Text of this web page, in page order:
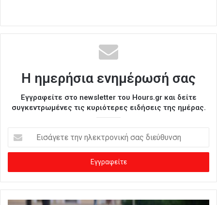
Η ημερήσια ενημέρωσή σας
Εγγραφείτε στο newsletter του Hours.gr και δείτε
συγκεντρωμένες τις κυριότερες ειδήσεις της ημέρας.
σ
γ
ε